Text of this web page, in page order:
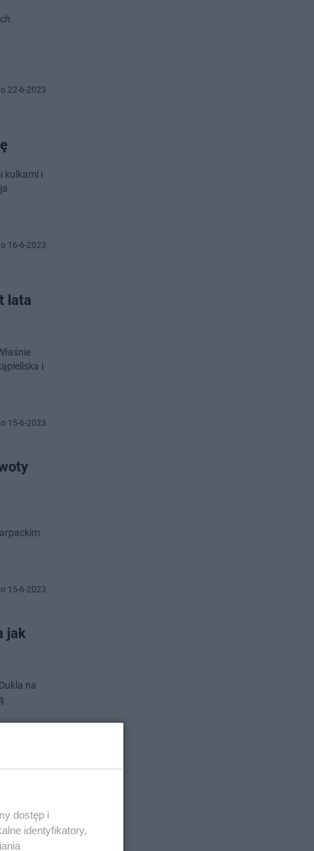
22-6-2023
kulkami i
16-6-2023
lata
i
15-6-2023
15-6-2023
jak
na
dostęp i
identyfikatory,